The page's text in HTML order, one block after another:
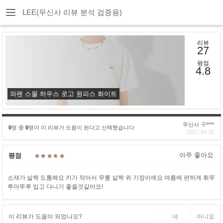
LEE(무신사 리뷰 분석 검증용)
와펜 스몰 하우스 로고 원피스 화이트
리뷰
27
평점
4.8
0명 중 0명이 이 리뷰가 도움이 된다고 선택했습니다
무신사 구****
2021.04.15
평점 아주 좋아요
소재가 살짝 도톰해요 키가 작아서 무릎 살짝 위 기장이에요 여름에 편하게 휘뚜
루마뚜루 입고 다니기 좋을것같아요!
이 리뷰가 도움이 되었나요? 네 아니요